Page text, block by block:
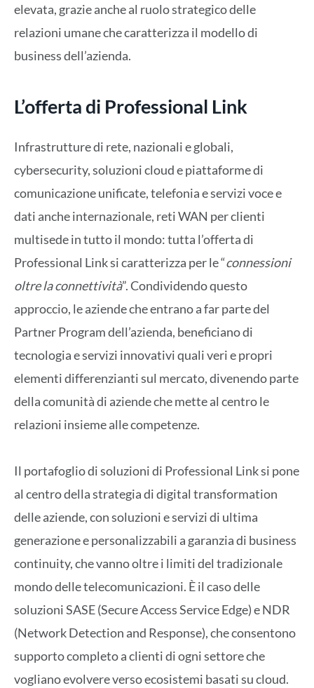
elevata, grazie anche al ruolo strategico delle
relazioni umane che caratterizza il modello di
business dell’azienda.
L’offerta di Professional Link
Infrastrutture di rete, nazionali e globali,
cybersecurity, soluzioni cloud e piattaforme di
comunicazione unificate, telefonia e servizi voce e
dati anche internazionale, reti WAN per clienti
multisede in tutto il mondo: tutta l’offerta di
Professional Link si caratterizza per le “connessioni
oltre la connettività”. Condividendo questo
approccio, le aziende che entrano a far parte del
Partner Program dell’azienda, beneficiano di
tecnologia e servizi innovativi quali veri e propri
elementi differenzianti sul mercato, divenendo parte
della comunità di aziende che mette al centro le
relazioni insieme alle competenze.
Il portafoglio di soluzioni di Professional Link si pone
al centro della strategia di digital transformation
delle aziende, con soluzioni e servizi di ultima
generazione e personalizzabili a garanzia di business
continuity, che vanno oltre i limiti del tradizionale
mondo delle telecomunicazioni. È il caso delle
soluzioni SASE (Secure Access Service Edge) e NDR
(Network Detection and Response), che consentono
supporto completo a clienti di ogni settore che
vogliano evolvere verso ecosistemi basati su cloud.